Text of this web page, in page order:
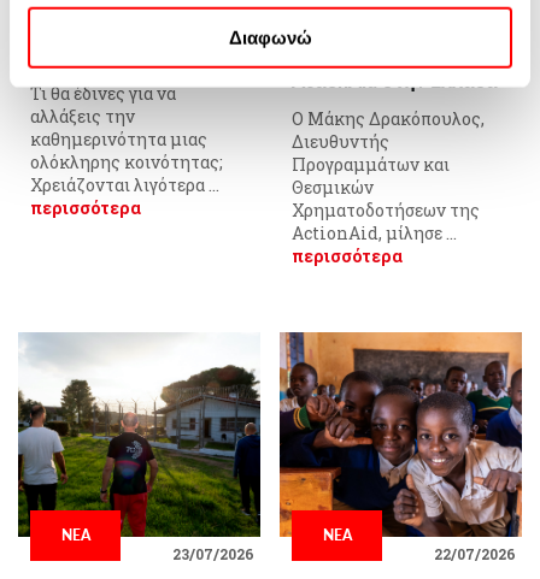
και στην
Πολιτική Απορρήτου της
Διαφωνώ
Τι θα έδινες για να
αλλάξεις την
καθημερινότητα μιας
ολόκληρης κοινότητας;
Χρειάζονται λιγότερα ...
περισσότερα
και το κοινωνικό
ActionAid στην Ελλάδα
Ο Μάκης Δρακόπουλος,
Διευθυντής
Προγραμμάτων και
Θεσμικών
Χρηματοδοτήσεων της
ActionAid, μίλησε ...
περισσότερα
ΝΕΑ
23/07/2026
ΝΕΑ
22/07/2026